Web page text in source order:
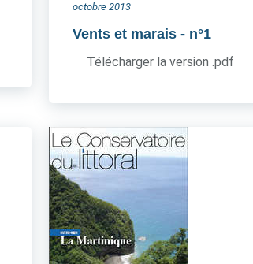
octobre 2013
Vents et marais - n°1
Télécharger la version .pdf